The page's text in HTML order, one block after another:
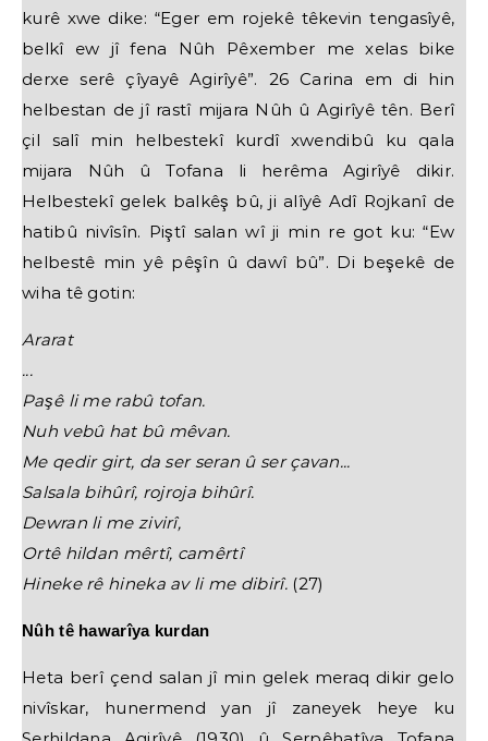
kurê xwe dike: “Eger em rojekê têkevin tengasîyê,
belkî ew jî fena Nûh Pêxember me xelas bike
derxe serê çîyayê Agirîyê”. 26 Carina em di hin
helbestan de jî rastî mijara Nûh û Agirîyê tên. Berî
çil salî min helbestekî kurdî xwendibû ku qala
mijara Nûh û Tofana li herêma Agirîyê dikir.
Helbestekî gelek balkêş bû, ji alîyê Adî Rojkanî de
hatibû nivîsîn. Piştî salan wî ji min re got ku: “Ew
helbestê min yê pêşîn û dawî bû”. Di beşekê de
wiha tê gotin:
Ararat
...
Paşê li me rabû tofan.
Nuh vebû hat bû mêvan.
Me qedir girt, da ser seran û ser çavan...
Salsala bihûrî, rojroja bihûrî.
Dewran li me zivirî,
Ortê hildan mêrtî, camêrtî
Hineke rê hineka av li me dibirî.(27)
Nûh tê hawarîya kurdan
Heta berî çend salan jî min gelek meraq dikir gelo
nivîskar, hunermend yan jî zaneyek heye ku